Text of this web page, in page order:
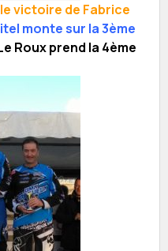
victoire de Fabrice
monte sur la 3ème
Roux prend la 4ème